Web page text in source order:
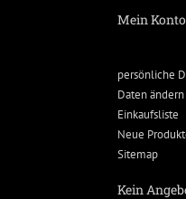
Mein Konto
persönliche
Daten ändern
Einkaufsliste
Neue
Sitemap
Kein